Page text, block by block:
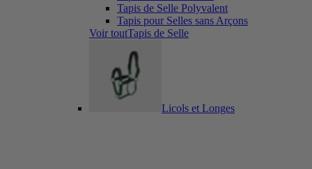
Tapis de Selle Polyvalent
Tapis pour Selles sans Arçons
Voir toutTapis de Selle
Licols et Longes